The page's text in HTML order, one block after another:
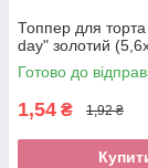
Топпер для
day" золотий
Готово до
1,54 ₴ 1,92 ₴